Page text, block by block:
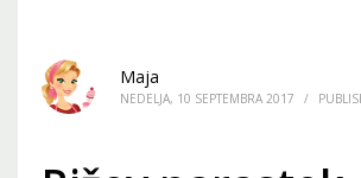
Maja
NEDELJA, 10 SEPTEMBRA 2017 /